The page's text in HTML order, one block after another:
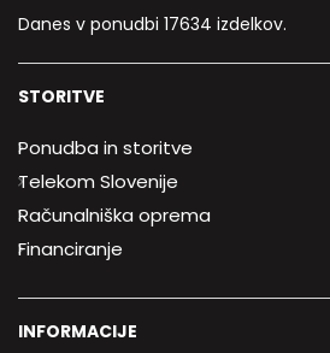
Danes v ponudbi 17634 izdelkov.
STORITVE
Ponudba in storitve
Telekom Slovenije
Računalniška oprema
Financiranje
INFORMACIJE